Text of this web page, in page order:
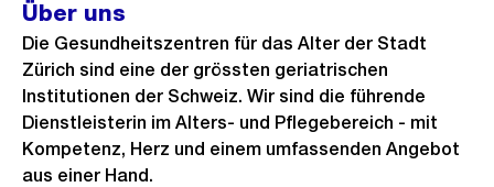
Über uns
Die Gesundheitszentren für das Alter der Stadt
Zürich sind eine der grössten geriatrischen
Institutionen der Schweiz. Wir sind die führende
Dienstleisterin im Alters- und Pflegebereich - mit
Kompetenz, Herz und einem umfassenden Angebot
aus einer Hand.